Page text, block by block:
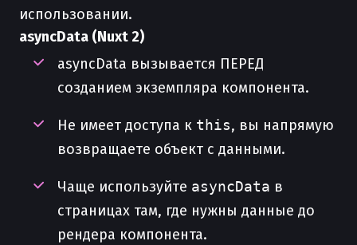
использовании.
asyncData (Nuxt 2)
asyncData вызывается ПЕРЕД
созданием экземпляра компонента.
Не имеет доступа к this, вы напрямую
возвращаете объект с данными.
Чаще используйте asyncData в
страницах там, где нужны данные до
рендера компонента.